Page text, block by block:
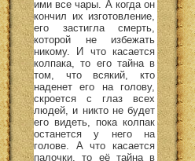
ими все чары. А когда он
кончил их изготовление,
его застигла смерть,
которой не избежать
никому. И что касается
колпака, то его тайна в
том, что всякий, кто
наденет его на голову,
скроется с глаз всех
людей, и никто не будет
его видеть, пока колпак
останется у него на
голове. А что касается
палочки, то её тайна в